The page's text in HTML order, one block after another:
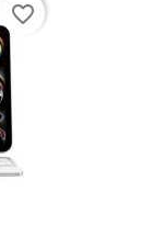
favorite_border